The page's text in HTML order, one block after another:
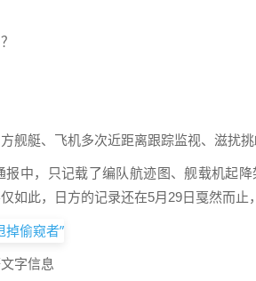
舰艇、飞机多次近距离跟踪监视、滋扰挑
中，只记载了编队航迹图、舰载机起降
如此，日方的记录还在5月29日戛然而止
字信息